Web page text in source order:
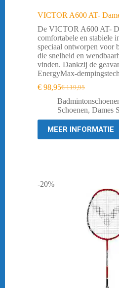
VICTOR A600 AT-
De VICTOR A600 AT-
comfortabele en stabiele
speciaal ontworpen voor
die snelheid en
vinden. Dankzij de
EnergyMax-
€119,95
Oorspronkelijke
prijs
was:
€ 119,95.
€ 98,95Huidige
prijs
is:
€ 98,95.
Schoenen, Dames
MEER INFORMATIE
-20%